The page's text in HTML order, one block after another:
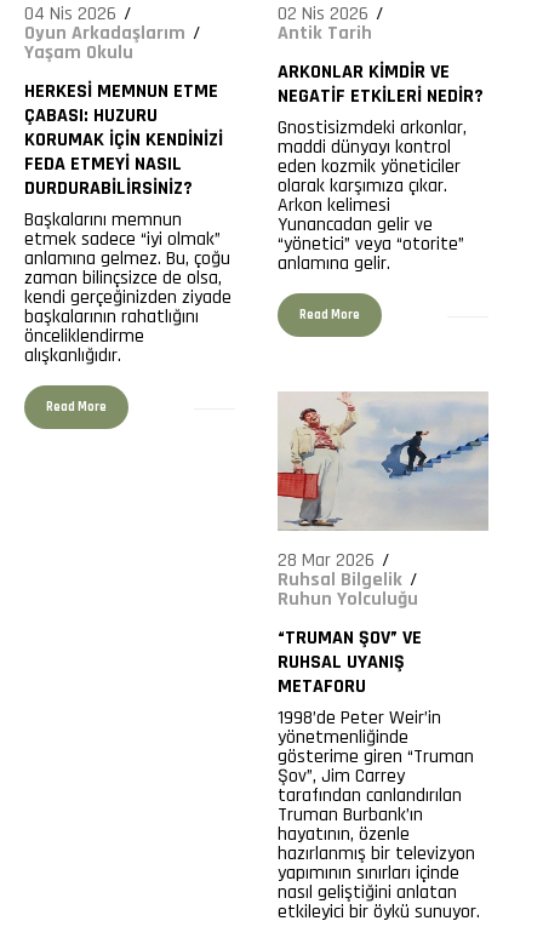
04 Nis 2026
Oyun Arkadaşlarım
Yaşam Okulu
HERKESI MEMNUN ETME
ÇABASI: HUZURU
KORUMAK İÇIN KENDINIZI
FEDA ETMEYI NASIL
DURDURABILIRSINIZ?
Başkalarını memnun
etmek sadece “iyi olmak”
anlamına gelmez. Bu, çoğu
zaman bilinçsizce de olsa,
kendi gerçeğinizden ziyade
başkalarının rahatlığını
önceliklendirme
alışkanlığıdır.
Read More
02 Nis 2026
Antik Tarih
ARKONLAR KIMDIR VE
NEGATIF ETKILERI NEDIR?
Gnostisizmdeki arkonlar,
maddi dünyayı kontrol
eden kozmik yöneticiler
olarak karşımıza çıkar.
Arkon kelimesi
Yunancadan gelir ve
“yönetici” veya “otorite”
anlamına gelir.
Read More
28 Mar 2026
Ruhsal Bilgelik
Ruhun Yolculuğu
“TRUMAN ŞOV” VE
RUHSAL UYANIŞ
METAFORU
1998’de Peter Weir’in
yönetmenliğinde
gösterime giren “Truman
Şov”, Jim Carrey
tarafından canlandırılan
Truman Burbank’ın
hayatının, özenle
hazırlanmış bir televizyon
yapımının sınırları içinde
nasıl geliştiğini anlatan
etkileyici bir öykü sunuyor.
139
135